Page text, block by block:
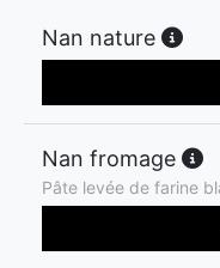
Nan nature
Nan fromage
Pâte levée de farine